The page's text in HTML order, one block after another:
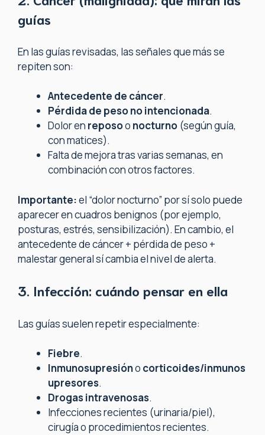
guías
En las guías revisadas, las señales que más se
repiten son:
Antecedente de cáncer.
Pérdida de peso no intencionada.
Dolor en reposoo nocturno (según guía,
con matices).
Falta de mejora tras varias semanas, en
combinación con otros factores.
Importante:el “dolor nocturno” por sí solo puede
aparecer en cuadros benignos (por ejemplo,
posturas, estrés, sensibilización). En cambio, el
antecedente de cáncer + pérdida de peso +
malestar general sí cambia el nivel de alerta.
3. Infección: cuándo pensar en ella
Las guías suelen repetir especialmente:
Fiebre.
Inmunosupresióno corticoides/inmunos
upresores.
Drogas intravenosas.
Infecciones recientes (urinaria/piel),
cirugía o procedimientos recientes.